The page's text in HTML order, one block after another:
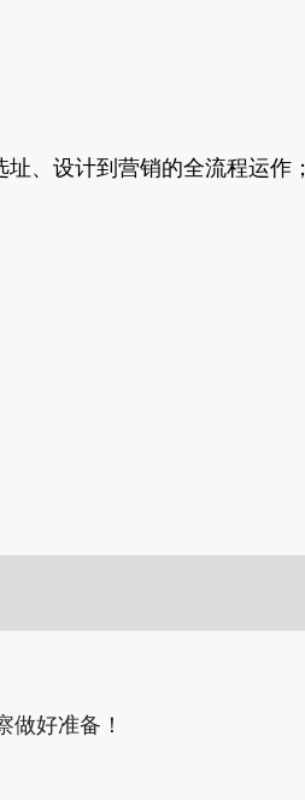
址、设计到营销的全流程运作；
好准备！